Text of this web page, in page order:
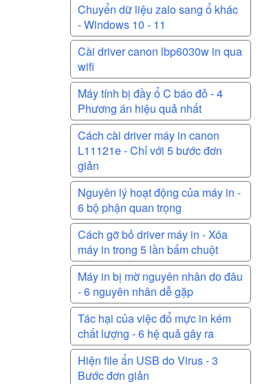
Chuyển dữ liệu zalo sang ổ khác
- Windows 10 - 11
Cài driver canon lbp6030w in qua
wifi
Máy tính bị đầy ổ C báo đỏ - 4
Phương án hiệu quả nhất
Cách cài driver máy in canon
L11121e - Chỉ với 5 bước đơn
giản
Nguyên lý hoạt động của máy in -
6 bộ phận quan trọng
Cách gỡ bỏ driver máy in - Xóa
máy in trong 5 lần bấm chuột
Máy in bị mờ nguyên nhân do đâu
- 6 nguyên nhân dễ gặp
Tác hại của việc đổ mực in kém
chất lượng - 6 hệ quả gây ra
Hiện file ẩn USB do Virus - 3
Bước đơn giản